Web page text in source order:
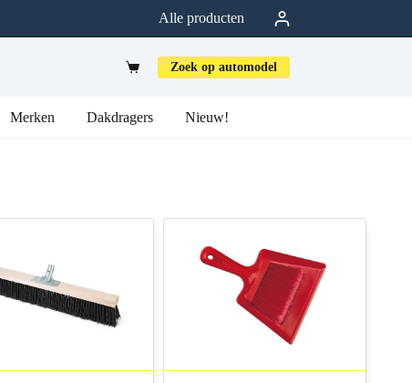
Alle producten
Zoek op automodel
Merken Dakdragers Nieuw!